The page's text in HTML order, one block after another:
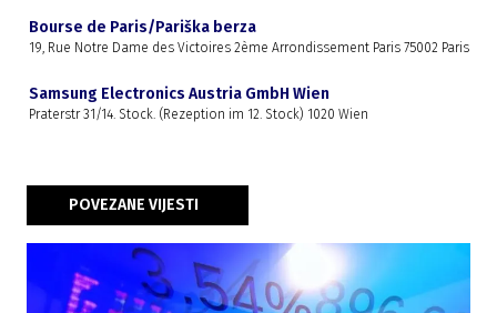
Bourse de Paris/Pariška berza
19, Rue Notre Dame des Victoires 2ème Arrondissement Paris 75002 Paris
Samsung Electronics Austria GmbH Wien
Praterstr 31/14. Stock. (Rezeption im 12. Stock) 1020 Wien
POVEZANE VIJESTI